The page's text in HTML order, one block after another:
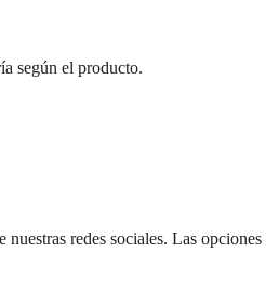
según el producto.
redes sociales. Las opciones